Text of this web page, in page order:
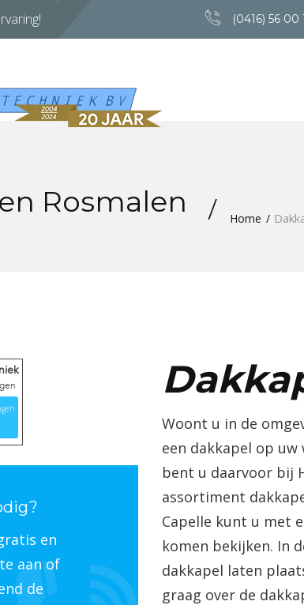
(0416) 56 00
Rosmalen Home
en
aan of
de
Woont u in de
een dakkapel op
bent u daarvoor bij
assortiment
Capelle kunt u met
komen bekijken. In
dakkapel laten
graag over de